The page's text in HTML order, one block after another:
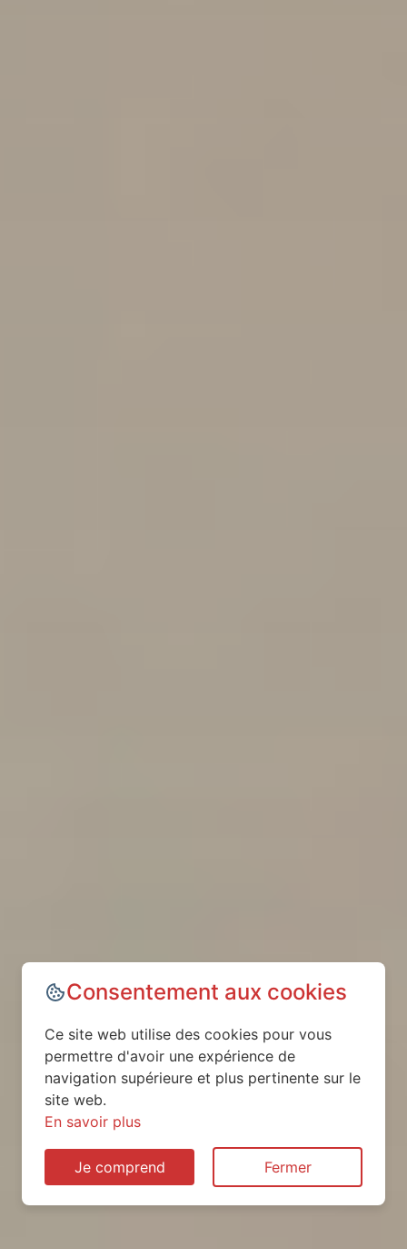
Consentement aux cookies
Ce site web utilise des cookies pour vous
permettre d'avoir une expérience de
navigation supérieure et plus pertinente sur le
site web.
En savoir plus
Je comprend Fermer